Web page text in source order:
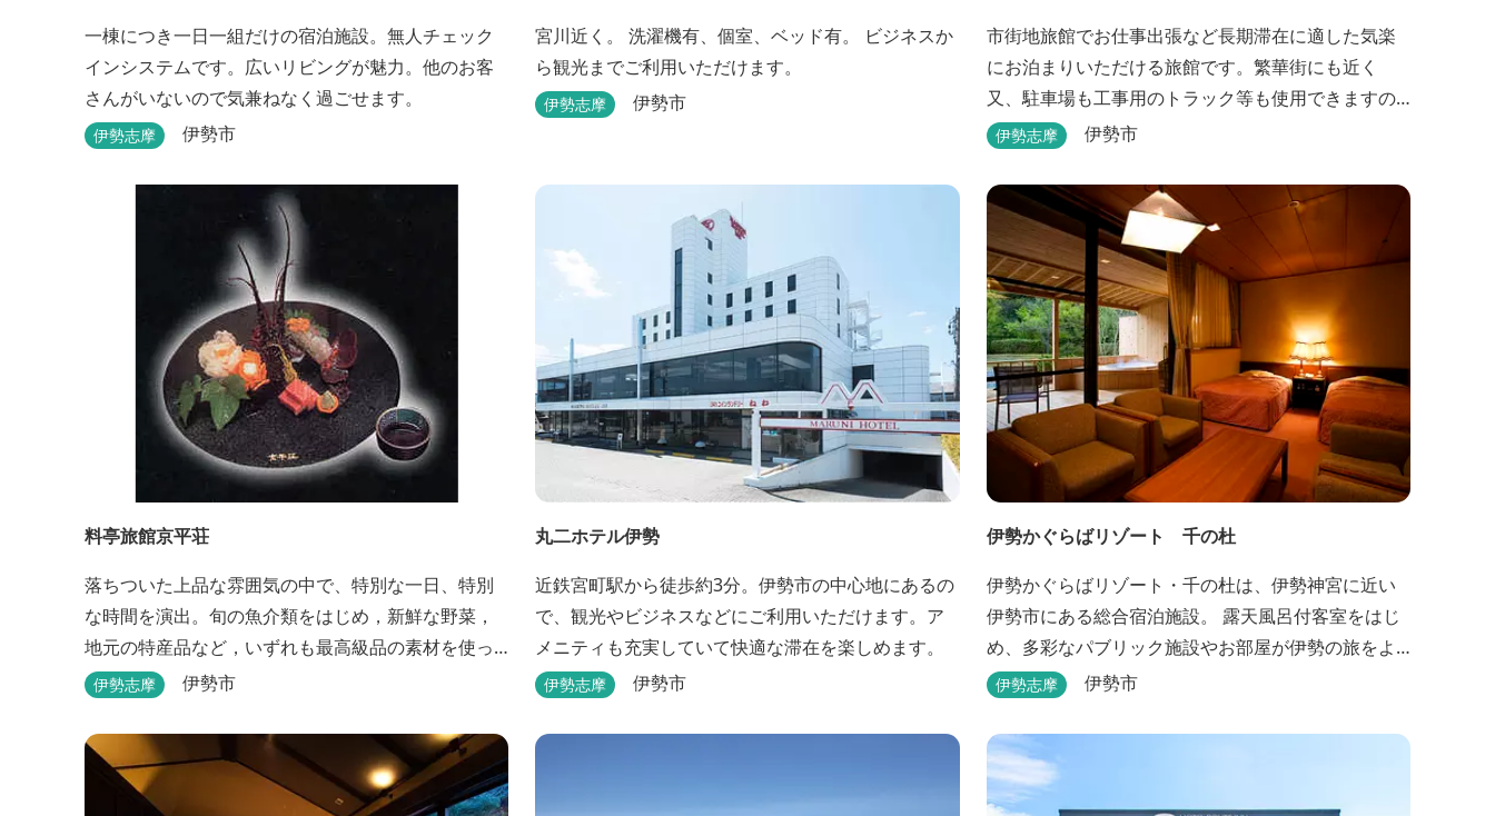
一棟につき一日一組だけの宿泊施設。無人チェック
インシステムです。広いリビングが魅力。他のお客
さんがいないので気兼ねなく過ごせます。
伊勢志摩 伊勢市
宮川近く。 洗濯機有、個室、ベッド有。 ビジネスか
ら観光までご利用いただけます。
伊勢志摩 伊勢市
市街地旅館でお仕事出張など長期滞在に適した気楽
にお泊まりいただける旅館です。繁華街にも近く
又、駐車場も工事用のトラック等も使用できますの
で、ぜひご利用ください。
伊勢志摩 伊勢市
料亭旅館京平荘
落ちついた上品な雰囲気の中で、特別な一日、特別
な時間を演出。旬の魚介類をはじめ，新鮮な野菜，
地元の特産品など，いずれも最高級品の素材を使っ
た懐石料理が一品出しで味わえます。昼食・夕食・
伊勢志摩 伊勢市
丸二ホテル伊勢
近鉄宮町駅から徒歩約3分。伊勢市の中心地にあるの
で、観光やビジネスなどにご利用いただけます。ア
メニティも充実していて快適な滞在を楽しめます。
伊勢志摩 伊勢市
伊勢かぐらばリゾート 千の杜
伊勢かぐらばリゾート・千の杜は、伊勢神宮に近い
伊勢市にある総合宿泊施設。 露天風呂付客室をはじ
め、多彩なパブリック施設やお部屋が伊勢の旅をよ
り思い出深いものにしてくれます。 また、広大な敷
ツ施設や、ウォータースライダーを有する流水プー
ル、お子様が楽しめる児童遊園など、様々なアウト
ドア施設がございます。杜の自然を感じながら、充
伊勢志摩 伊勢市